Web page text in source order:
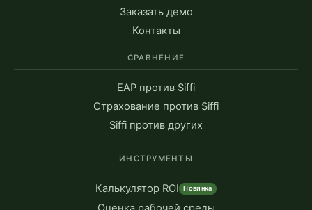
Заказать демо
Контакты
СРАВНЕНИЕ
EAP против Siffi
Страхование против Siffi
Siffi против других
ИНСТРУМЕНТЫ
Калькулятор ROI Новинка